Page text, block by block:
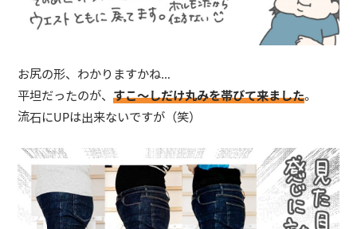
お尻の形、わかりますかね…
平坦だったのが、すこ〜しだけ丸みを帯びて来ました。
流石にUPは出来ないですが（笑）